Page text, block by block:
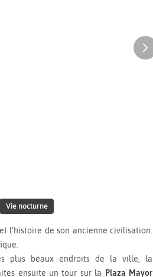
Vie nocturne
l’histoire de son ancienne civilisation.
plus beaux endroits de la ville, la
ensuite un tour sur la Plaza Mayor